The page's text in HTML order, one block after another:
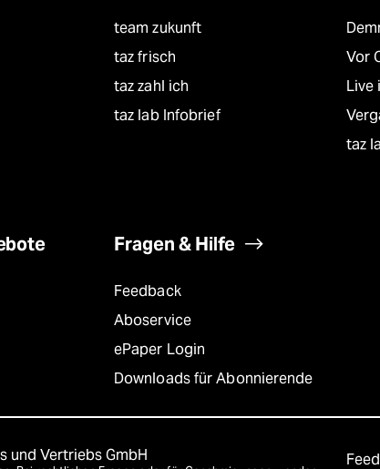
team zukunft
taz frisch
taz zahl ich
taz lab Infobrief
Vor
Live
taz
Fragen & Hilfe
Feedback
Aboservice
ePaper Login
Downloads für Abonnierende
und Vertriebs GmbH